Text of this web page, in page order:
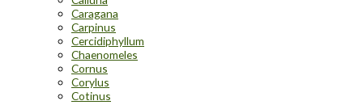
Caragana
Carpinus
Cercidiphyllum
Chaenomeles
Cornus
Corylus
Cotinus